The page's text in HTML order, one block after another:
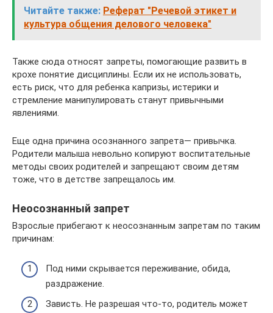
Читайте также: Реферат "Речевой этикет и
культура общения делового человека"
Также сюда относят запреты, помогающие развить в
крохе понятие дисциплины. Если их не использовать,
есть риск, что для ребенка капризы, истерики и
стремление манипулировать станут привычными
явлениями.
Еще одна причина осознанного запрета— привычка.
Родители малыша невольно копируют воспитательные
методы своих родителей и запрещают своим детям
тоже, что в детстве запрещалось им.
Неосознанный запрет
Взрослые прибегают к неосознанным запретам по таким
причинам:
Под ними скрывается переживание, обида,
раздражение.
Зависть. Не разрешая что-то, родитель может